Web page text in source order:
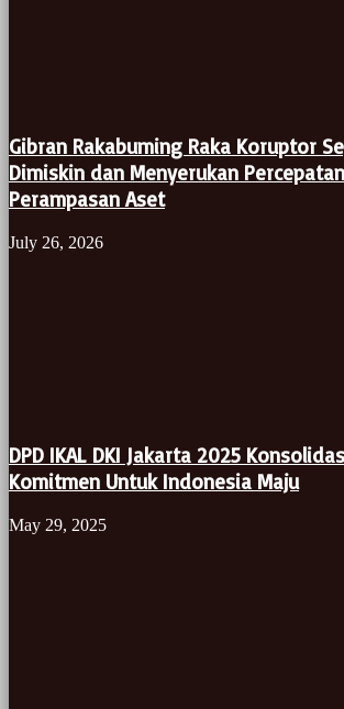
Gibran Rakabuming Raka Koruptor
Dimiskin dan Menyerukan Percepatan
Perampasan Aset
July 26, 2026
DPD IKAL DKI Jakarta 2025
Komitmen Untuk Indonesia Maju
May 29, 2025